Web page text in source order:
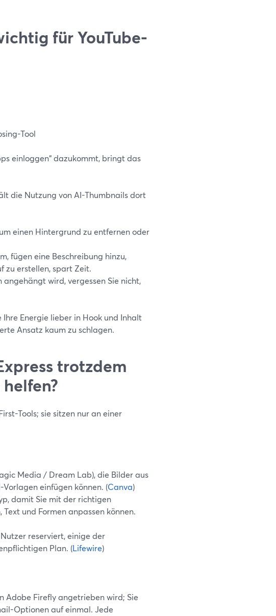
für YouTube-
Tool
einloggen“ dazukommt, bringt das
die Nutzung von AI-Thumbnails dort
einen Hintergrund zu entfernen oder
fügen eine Beschreibung hinzu,
zu erstellen, spart Zeit.
wird, vergessen Sie nicht,
Energie lieber in Hook und Inhalt
Ansatz kaum zu schlagen.
trotzdem
Tools; sie sitzen nur an einer
Media / Dream Lab), die Bilder aus
einfügen können. (Canva)
damit Sie mit der richtigen
und Formen anpassen können.
reserviert, einige der
Plan. (Lifewire)
Adobe Firefly angetrieben wird; Sie
Optionen auf einmal. Jede